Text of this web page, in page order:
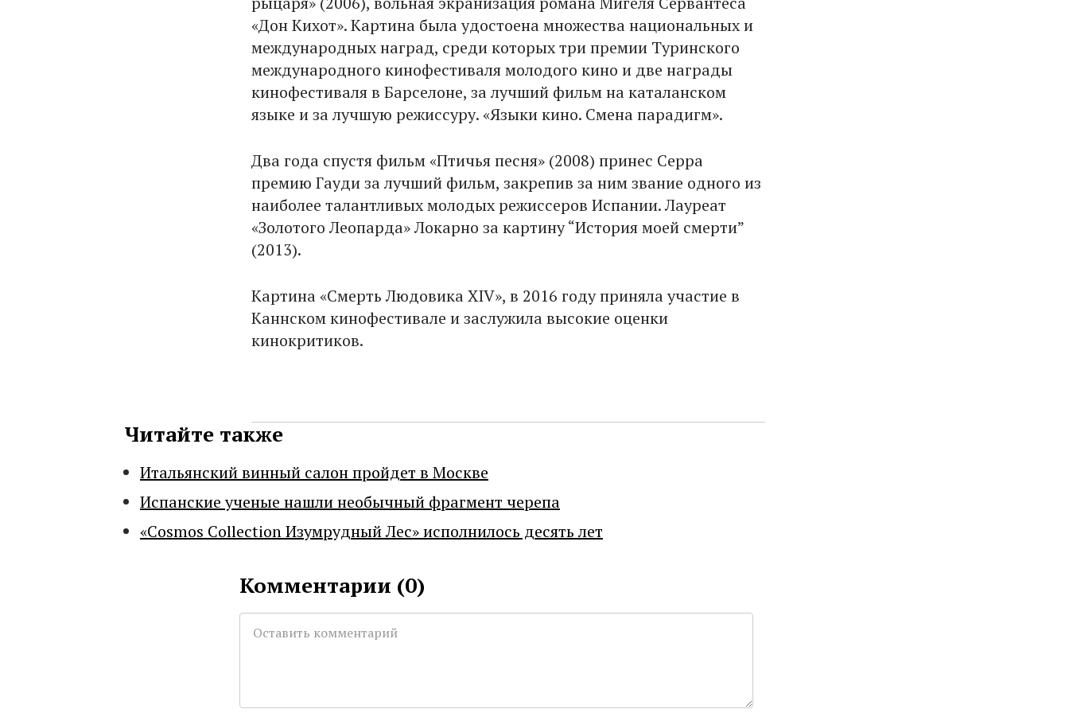
«Дон Кихот». Картина была удостоена множества национальных и
международных наград, среди которых три премии Туринского
международного кинофестиваля молодого кино и две награды
кинофестиваля в Барселоне, за лучший фильм на каталанском
языке и за лучшую режиссуру. «Языки кино. Смена парадигм».
Два года спустя фильм «Птичья песня» (2008) принес Серра
премию Гауди за лучший фильм, закрепив за ним звание одного из
наиболее талантливых молодых режиссеров Испании. Лауреат
«Золотого Леопарда» Локарно за картину “История моей смерти”
(2013).
Картина «Смерть Людовика XIV», в 2016 году приняла участие в
Каннском кинофестивале и заслужила высокие оценки
кинокритиков.
Читайте также
Итальянский винный салон пройдет в Москве
Испанские ученые нашли необычный фрагмент черепа
«Cosmos Collection Изумрудный Лес» исполнилось десять лет
Комментарии (0)